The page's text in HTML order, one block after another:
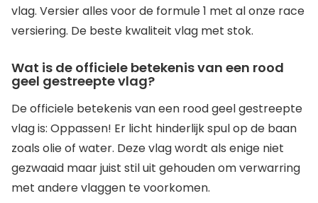
vlag. Versier alles voor de formule 1 met al onze race
versiering. De beste kwaliteit vlag met stok.
Wat is de officiele betekenis van een rood
geel gestreepte vlag?
De officiele betekenis van een rood geel gestreepte
vlag is: Oppassen! Er licht hinderlijk spul op de baan
zoals olie of water. Deze vlag wordt als enige niet
gezwaaid maar juist stil uit gehouden om verwarring
met andere vlaggen te voorkomen.